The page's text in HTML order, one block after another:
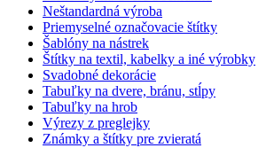
Neštandardná výroba
Priemyselné označovacie štítky
Šablóny na nástrek
Štítky na textil, kabelky a iné výrobky
Svadobné dekorácie
Tabuľky na dvere, bránu, stĺpy
Tabuľky na hrob
Výrezy z preglejky
Známky a štítky pre zvieratá